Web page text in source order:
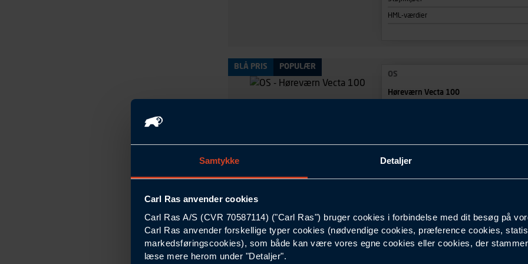
Samtykke Detaljer
Carl Ras anvender cookies
Carl Ras A/S (CVR 70587114) ("Carl Ras") bruger cookies i forbindelse med dit besøg på
Carl Ras anvender forskellige typer cookies (nødvendige cookies, præference cookies,
markedsføringscookies), som både kan være vores egne cookies eller cookies, der
læse mere herom under "Detaljer".
HML-værdier
BLÅ PRIS
POPULÆR
OS
Høreværn Vecta 100
HML-værdier
Ørepropper express m/snor
Type